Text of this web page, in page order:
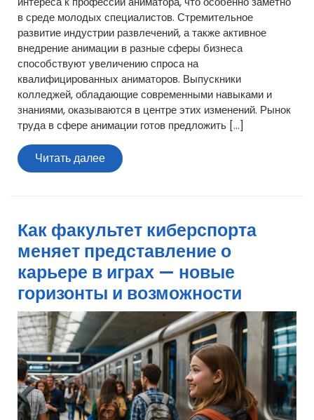
в среде молодых специалистов. Стремительное
развитие индустрии развлечений, а также активное
внедрение анимации в разные сферы бизнеса
способствуют увеличению спроса на
квалифицированных аниматоров. Выпускники
колледжей, обладающие современными навыками и
знаниями, оказываются в центре этих изменений. Рынок
труда в сфере анимации готов предложить […]
Читать далееЧитать
далее
Как факультет киберспорта
меняет представление о
карьере в играх — новые
горизонты и возможности